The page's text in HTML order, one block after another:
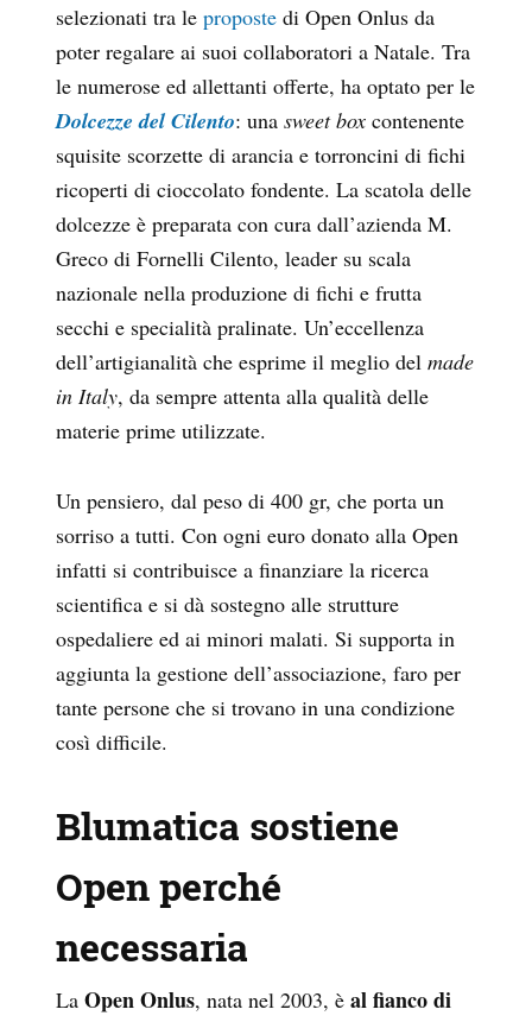
selezionati tra le proposte di Open Onlus da
poter regalare ai suoi collaboratori a Natale. Tra
le numerose ed allettanti offerte, ha optato per le
Dolcezze del Cilento: una sweet box contenente
squisite scorzette di arancia e torroncini di ﬁchi
ricoperti di cioccolato fondente. La scatola delle
dolcezze è preparata con cura dall’azienda M.
Greco di Fornelli Cilento, leader su scala
nazionale nella produzione di fichi e frutta
secchi e specialità pralinate. Un’eccellenza
dell’artigianalità che esprime il meglio del made
in Italy, da sempre attenta alla qualità delle
materie prime utilizzate.
Un pensiero, dal peso di 400 gr, che porta un
sorriso a tutti. Con ogni euro donato alla Open
infatti si contribuisce a finanziare la ricerca
scientifica e si dà sostegno alle strutture
ospedaliere ed ai minori malati. Si supporta in
aggiunta la gestione dell’associazione, faro per
tante persone che si trovano in una condizione
così difficile.
Blumatica sostiene
Open perché
necessaria
La Open Onlus, nata nel 2003, è al fiancodi